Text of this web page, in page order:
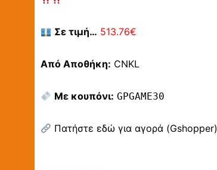
Σε τιμή… 513.76€
Από Αποθήκη: CNKL
Με κουπόνι: GPGAME30
Πατήστε εδώ για αγορά (Gshopper)